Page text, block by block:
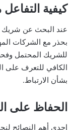
كيفية
عند البحث عن شريك
بحذر مع الشركات
للشريك المحتمل
الكافي للتعرف على
بشأن الارتباط.
الحفاظ على
إحدى أهم النصائح